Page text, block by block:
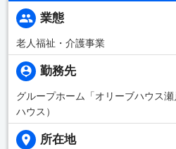
業態
老人福祉・介護事業
勤務先
グループホーム「オリーブハウス
ハウス）
所在地